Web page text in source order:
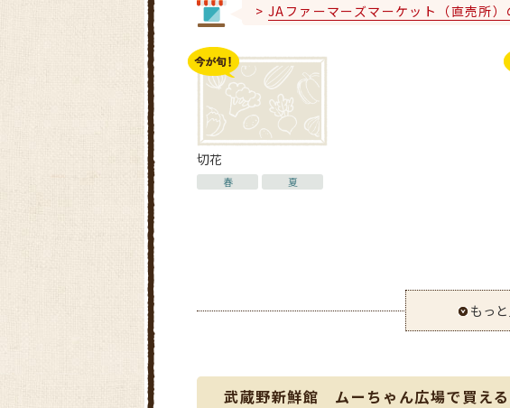
JAファーマーズマーケット（直売所
切花
春 夏
もっ
武蔵野新鮮館 ムーちゃん広場で買え